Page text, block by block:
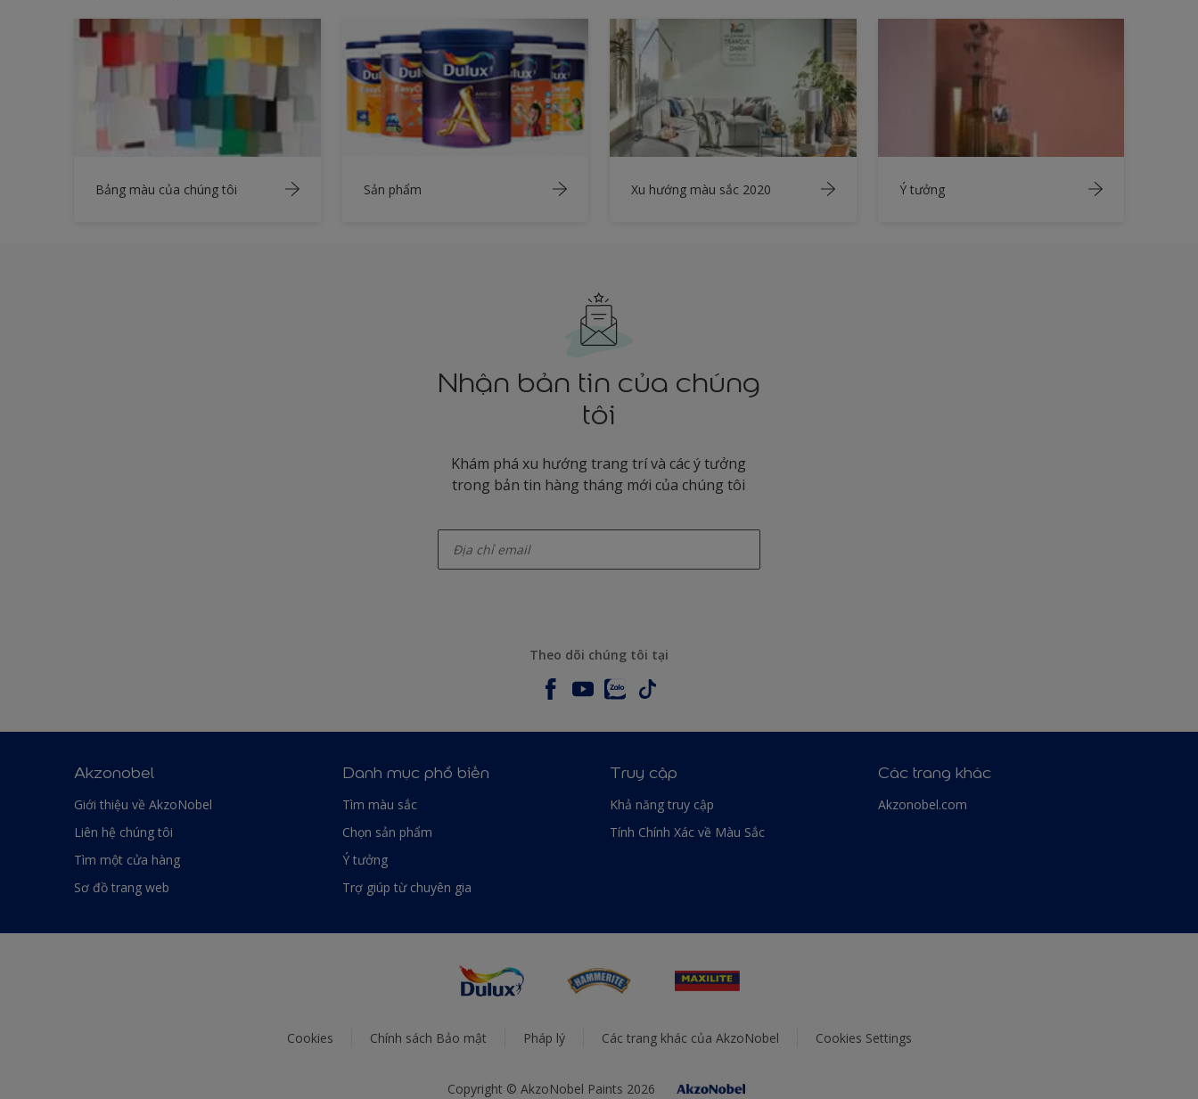
Bảng màu của chúng tôi Sản phẩm Xu hướng màu sắc 2020 Ý tưởng
Nhận bản tin của chúng
tôi
Khám phá xu hướng trang trí và các ý tưởng
trong bản tin hàng tháng mới của chúng tôi
Theo dõi chúng tôi tại
Akzonobel
Giới thiệu về AkzoNobel
Liên hệ chúng tôi
Tìm một cửa hàng
Sơ đồ trang web
Danh mục phổ biến
Tìm màu sắc
Chọn sản phẩm
Ý tưởng
Trợ giúp từ chuyên gia
Truy cập
Khả năng truy cập
Tính Chính Xác về Màu Sắc
Các trang khác
Akzonobel.com
Cookies Chính sách Bảo mật Pháp lý Các trang khác của AkzoNobel Cookies Settings
Copyright © AkzoNobel Paints 2026